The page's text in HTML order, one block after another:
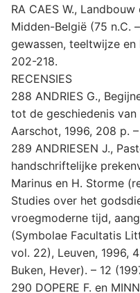
RA CAES W.,
Midden-België (75 n.C.
gewassen, teeltwijze
202-218.
RECENSIES
288 ANDRIES G.,
tot de geschiedenis van
Aarschot, 1996, 208 p.
289 ANDRIESEN J.,
handschriftelijke
Marinus en H. Storme
Studies over het
vroegmoderne tijd,
(Symbolae Facultatis
vol. 22), Leuven, 1996,
Buken, Hever). – 12
290 DOPERE F. en